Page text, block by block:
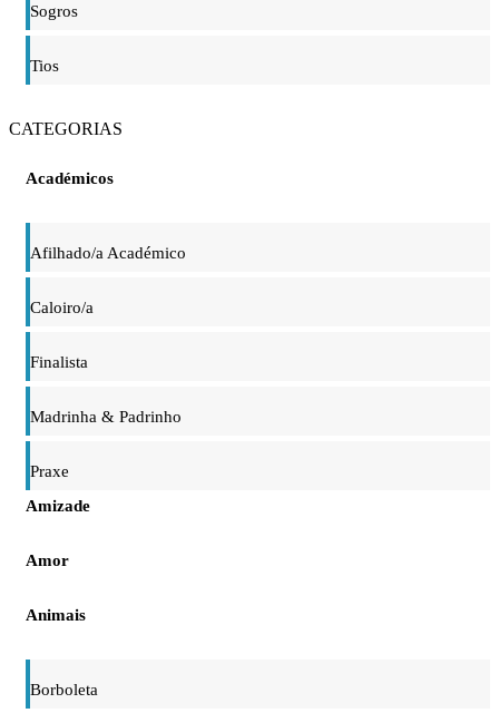
Sogros
Tios
CATEGORIAS
Académicos
Afilhado/a Académico
Caloiro/a
Finalista
Madrinha & Padrinho
Praxe
Amizade
Amor
Animais
Borboleta